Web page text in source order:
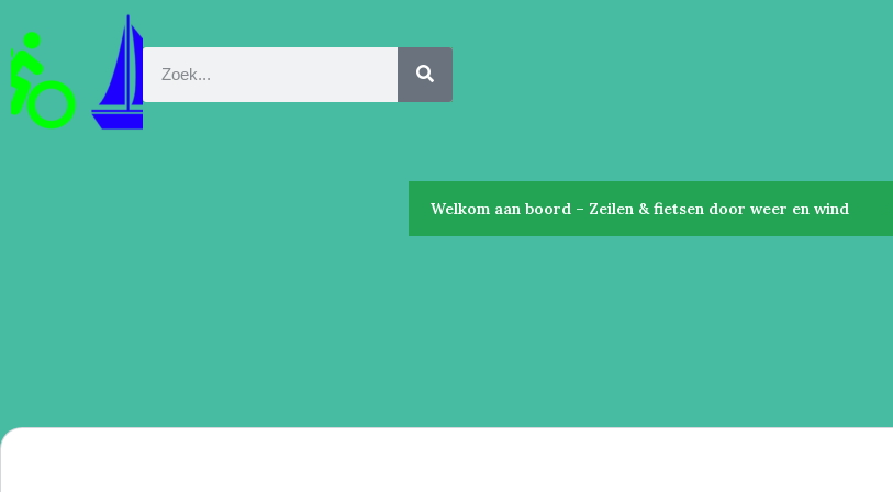
Welkom aan boord – Zeilen & fietsen door weer en wind